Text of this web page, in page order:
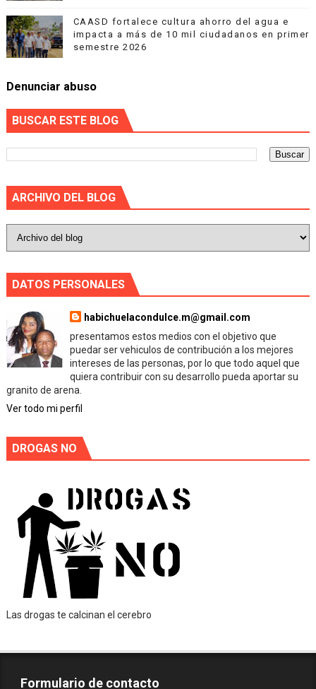
CAASD fortalece cultura ahorro del agua e
impacta a más de 10 mil ciudadanos en primer
semestre 2026
Denunciar abuso
BUSCAR ESTE BLOG
ARCHIVO DEL BLOG
DATOS PERSONALES
habichuelacondulce.m@gmail.com
presentamos estos medios con el objetivo que
puedar ser vehiculos de contribución a los mejores
intereses de las personas, por lo que todo aquel que
quiera contribuir con su desarrollo pueda aportar su
granito de arena.
Ver todo mi perfil
DROGAS NO
Las drogas te calcinan el cerebro
Formulario de contacto